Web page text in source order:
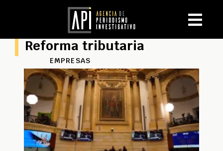
Reforma tributaria
EMPRESAS